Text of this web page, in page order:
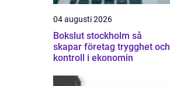
04 augusti 2026
Bokslut stockholm så
skapar företag trygghet och
kontroll i ekonomin